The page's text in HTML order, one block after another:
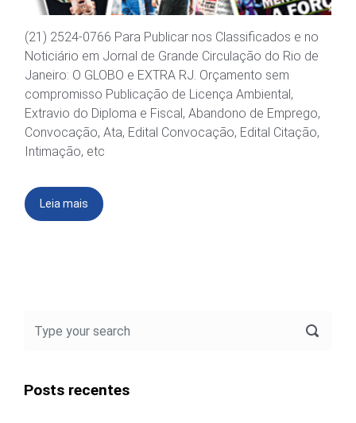
(21) 2524-0766 Para Publicar nos Classificados e no
Noticiário em Jornal de Grande Circulação do Rio de
Janeiro: O GLOBO e EXTRA RJ. Orçamento sem
compromisso Publicação de Licença Ambiental,
Extravio do Diploma e Fiscal, Abandono de Emprego,
Convocação, Ata, Edital Convocação, Edital Citação,
Intimação, etc
Leia mais
Posts recentes